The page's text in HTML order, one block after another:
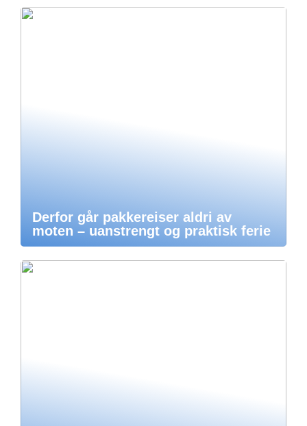
Derfor går pakkereiser aldri av
moten – uanstrengt og praktisk ferie